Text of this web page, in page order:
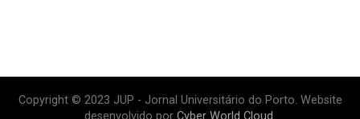
Copyright © 2023 JUP - Jornal Universitário do Porto. Website